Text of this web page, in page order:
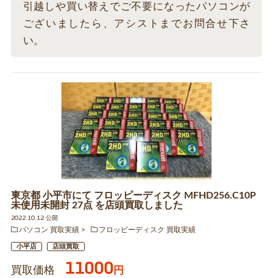
引越しや買い替えでご不要になったパソコンが
ございましたら、アシストまでお問合せ下さ
い。
東京都 小平市にて フロッピーディスク MFHD256.C10P
未使用未開封 27点 を店頭買取しました
2022.10.12 公開
パソコン 買取実績
フロッピーディスク 買取実績
小平店 店頭買取
買取価格 11000円